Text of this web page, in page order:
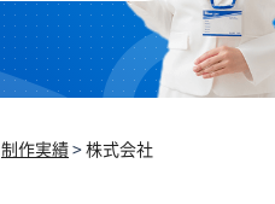
制作実績>株式会社